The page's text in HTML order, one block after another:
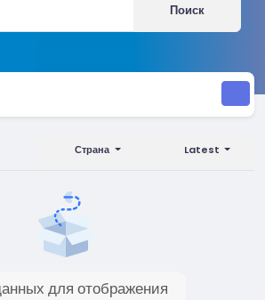
Поиск
Latest
Страна
для отображения